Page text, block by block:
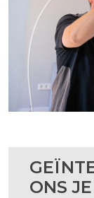
ONS